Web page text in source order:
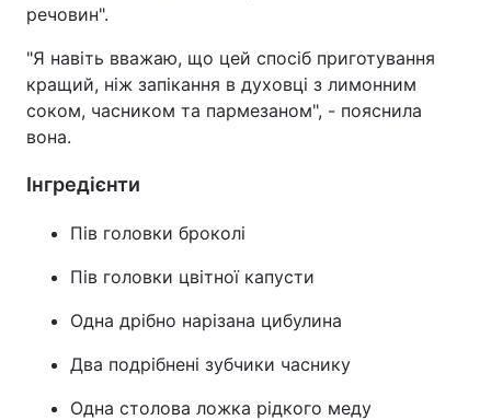
речовин".
"Я навіть вважаю, що цей спосіб приготування
кращий, ніж запікання в духовці з лимонним
соком, часником та пармезаном", - пояснила
вона.
Інгредієнти
Пів головки броколі
Пів головки цвітної капусти
Одна дрібно нарізана цибулина
Два подрібнені зубчики часнику
Одна столова ложка рідкого меду